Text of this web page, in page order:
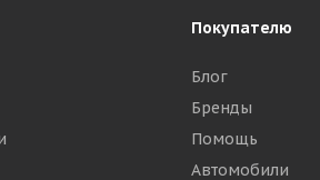
Покупателю
Блог
Бренды
Помощь
Автомобили